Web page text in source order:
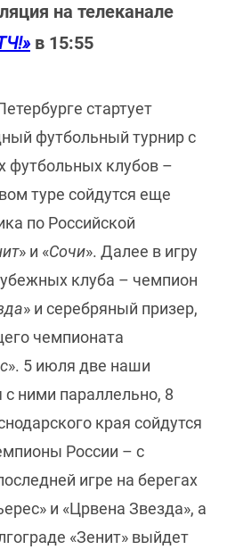
на телеканале
в 15:55
стартует
футбольный турнир с
футбольных клубов –
туре сойдутся еще
по Российской
» и «Сочи». Далее в игру
клуба – чемпион
» и серебряный призер,
чемпионата
». 5 июля две наши
ними параллельно, 8
края сойдутся
России – с
игре на берегах
и «Црвена Звезда», а
«Зенит» выйдет